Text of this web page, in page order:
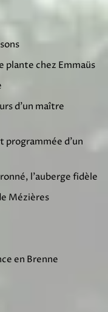
plante chez Emmaüs
d’un maître
programmée d’un
l’auberge fidèle
Mézières
en Brenne